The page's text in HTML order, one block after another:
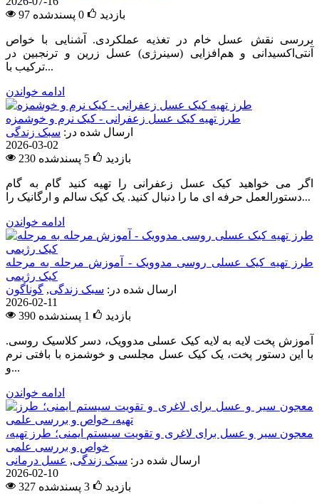
97 بازدید
0 پسندشده
بررسی نقش عسل خام در تغذیه عملکردی. آشنایی با خواص
آنتی‌اکسیدانی و هم‌افزایی (سینرژی) عسل زرین و ترنجبین در
ترکیب با...
ادامه خواندن
طرز تهیه کیک عسل زعفرانی - کیک نرم و خوشمزه
ارسال شده در: سبک زندگی
2026-03-02
230 بازدید
5 پسندشده
اگر می خواهید کیک عسل زعفرانی را تهیه کنید گام به گام
دستورالعمل حرفه ای ما را دنبال کنید. یک کیک سالم و ارگانیک را...
ادامه خواندن
طرز تهیه کیک عسلی روسی مدوویک - آموزش مرحله به مرحله
کیک رژیمی
ارسال شده در: سبک زندگی, گوناگون
2026-02-11
390 بازدید
1 پسندشده
آموزش پخت لایه به لایه کیک عسلی مدوویک، دسر کلاسیک روسی.
با این دستور پخت، یک کیک عسل مجلسی و خوشمزه با بافتی نرم
و...
ادامه خواندن
معجون سیر و عسل برای لاغری و تقویت سیستم ایمنی؛ طرز تهیه،
خواص و بررسی علمی
ارسال شده در: سبک زندگی, عسل درمانی
2026-02-10
327 بازدید
3 پسندشده